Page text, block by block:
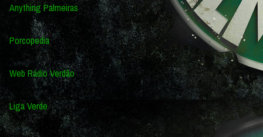
Anything Palmeiras
Porcopedia
Web Rádio Verdão
Liga Verde